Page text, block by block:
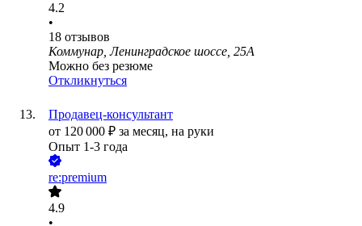
4.2
•
18 отзывов
Коммунар, Ленинградское шоссе, 25А
Можно без резюме
Откликнуться
Продавец-консультант
от 120 000 ₽ за месяц, на руки
Опыт 1-3 года
re:premium
4.9
•